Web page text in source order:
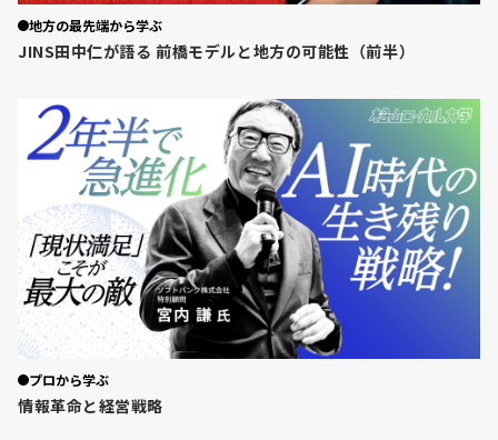
地方の最先端から学ぶ
JINS田中仁が語る 前橋モデルと地方の可能性（前半）
プロから学ぶ
情報革命と経営戦略